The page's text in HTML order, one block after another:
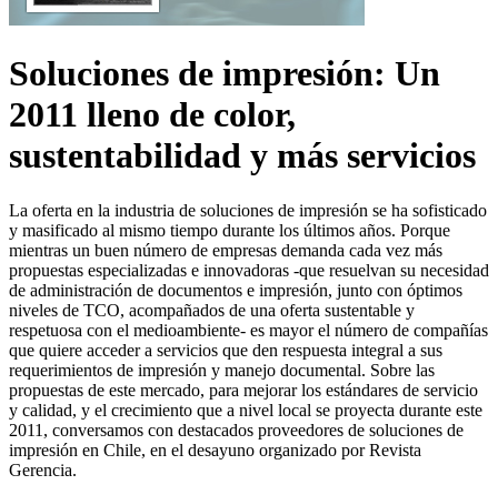
Soluciones de impresión: Un
2011 lleno de color,
sustentabilidad y más servicios
La oferta en la industria de soluciones de impresión se ha sofisticado
y masificado al mismo tiempo durante los últimos años. Porque
mientras un buen número de empresas demanda cada vez más
propuestas especializadas e innovadoras -que resuelvan su necesidad
de administración de documentos e impresión, junto con óptimos
niveles de TCO, acompañados de una oferta sustentable y
respetuosa con el medioambiente- es mayor el número de compañías
que quiere acceder a servicios que den respuesta integral a sus
requerimientos de impresión y manejo documental. Sobre las
propuestas de este mercado, para mejorar los estándares de servicio
y calidad, y el crecimiento que a nivel local se proyecta durante este
2011, conversamos con destacados proveedores de soluciones de
impresión en Chile, en el desayuno organizado por Revista
Gerencia.